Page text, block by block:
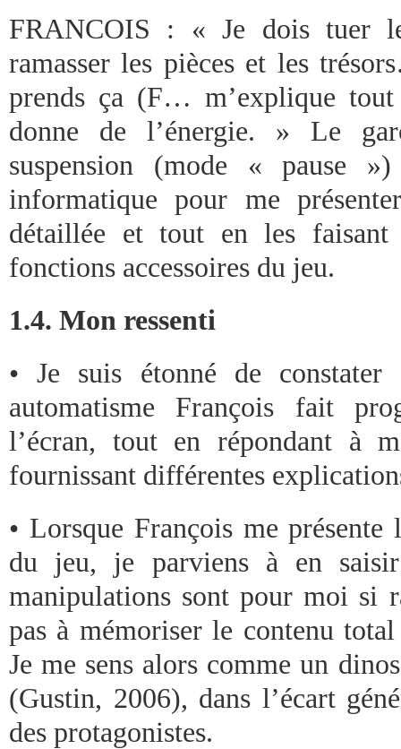
FRANCOIS : « Je dois tuer
ramasser les pièces et les
prends ça (F… m’explique tout
donne de l’énergie. » Le
suspension (mode « pause
informatique pour me
détaillée et tout en les
fonctions accessoires du jeu.
1.4. Mon ressenti
• Je suis étonné de constater
automatisme François fait
l’écran, tout en répondant à
fournissant différentes
• Lorsque François me présente
du jeu, je parviens à en
manipulations sont pour moi si
pas à mémoriser le contenu
Je me sens alors comme un
(Gustin, 2006), dans l’écart
des protagonistes.